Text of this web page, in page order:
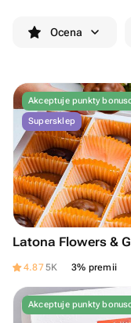
Ocena
Akceptuje punkty
Supersklep
Latona Flowers &
4.875K 3% premii
Akceptuje punkty